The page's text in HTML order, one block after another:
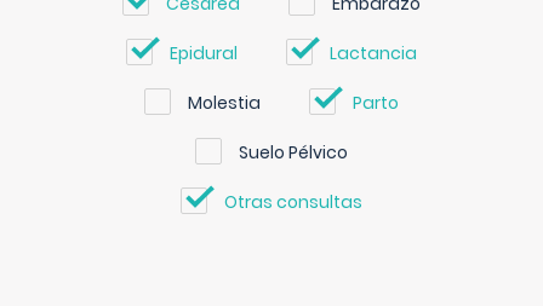
Epidural Lactancia
Molestia Parto
Suelo Pélvico
Otras consultas